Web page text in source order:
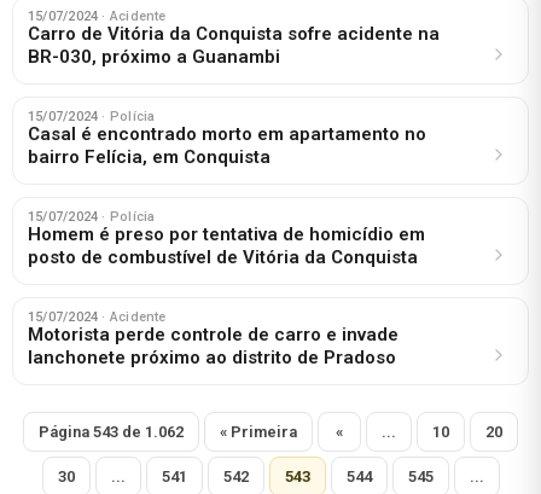
15/07/2024 · Acidente
Carro de Vitória da Conquista sofre acidente na
BR-030, próximo a Guanambi
15/07/2024 · Polícia
Casal é encontrado morto em apartamento no
bairro Felícia, em Conquista
15/07/2024 · Polícia
Homem é preso por tentativa de homicídio em
posto de combustível de Vitória da Conquista
15/07/2024 · Acidente
Motorista perde controle de carro e invade
lanchonete próximo ao distrito de Pradoso
Página 543 de 1.062 « Primeira « ... 10 20
30 ... 541 542 543 544 545 ...